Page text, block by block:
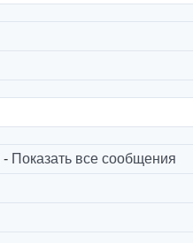
- Показать все сообщения